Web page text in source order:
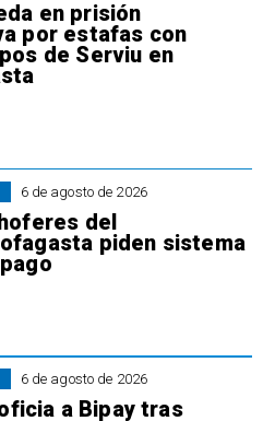
en prisión
por estafas con
de Serviu en
6 de agosto de 2026
del
piden sistema
6 de agosto de 2026
a Bipay tras